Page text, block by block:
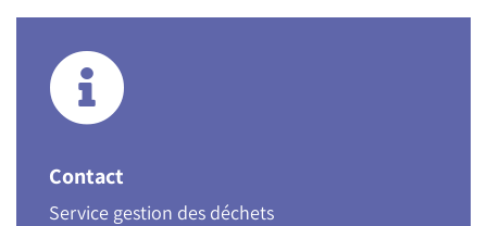
Contact
Service gestion des déchets